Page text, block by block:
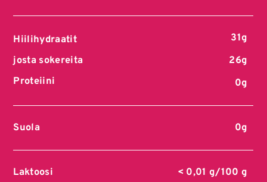
Hiilihydraatit
31g
josta sokereita
26g
Proteiini
0g
Suola 0g
Laktoosi < 0,01 g/100 g